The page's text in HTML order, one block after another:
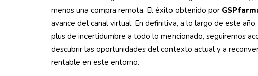
menos una compra remota. El éxito obtenido por
avance del canal virtual. En definitiva, a lo largo de este
plus de incertidumbre a todo lo mencionado, seguiremos
descubrir las oportunidades del contexto actual y a
rentable en este entorno.